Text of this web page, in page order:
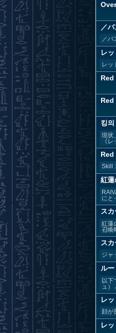
／
／バ
レ
レッ
킹의
現状
《
Skill
紅蓮
にと
ス
紅蓮
召喚
ス
ジャ
ル
以下
ュ）
レ
顔が
レ